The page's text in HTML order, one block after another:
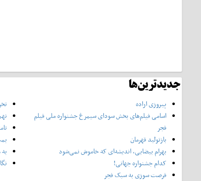
جدیدترین‌ها
پیروزی اراده
اسامی فیلم‌های بخش سودای سیمرغ جشنواره‌ ملی فیلم
فجر
بازتولید قهرمان
بهرام بیضایی، اندیشه‌ای که خاموش نمی‌شود
کدام جشنواره جهانی!
فرصت سوزی به سبک فجر